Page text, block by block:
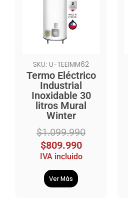
SKU: U-TEEIMM62
Termo Eléctrico
Industrial
Inoxidable 30
litros Mural
Winter
$1.099.990
$1.099.990.
$809.990
$809.990.
IVA incluido
Ver Más